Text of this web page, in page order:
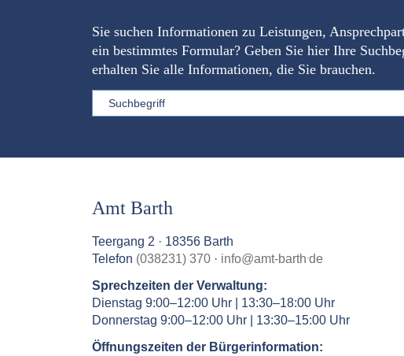
Sie suchen Informationen zu Leistungen,
ein bestimmtes Formular? Geben Sie hier Ihre
erhalten Sie alle Informationen, die Sie brauchen.
Sword
Amt Barth
Teergang 2 · 18356 Barth
Telefon (038231) 370 · info@amt-barth.de
Sprechzeiten der Verwaltung:
Dienstag 9:00–12:00 Uhr | 13:30–18:00 Uhr
Donnerstag 9:00–12:00 Uhr | 13:30–15:00 Uhr
Öffnungszeiten der Bürgerinformation: